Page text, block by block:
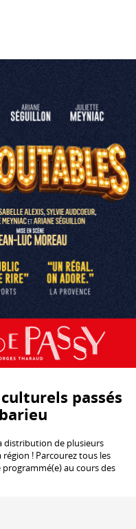
passés
distribution de plusieurs
! Parcourez tous les
au cours des